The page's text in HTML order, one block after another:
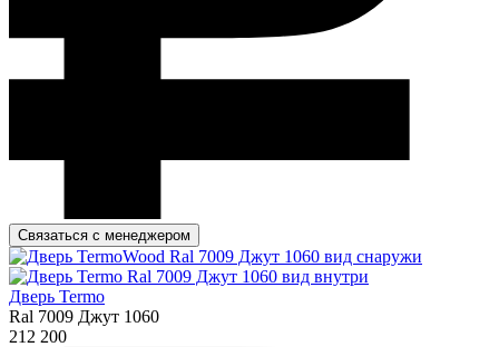
Связаться с менеджером
Дверь Termo
Ral 7009 Джут 1060
212 200